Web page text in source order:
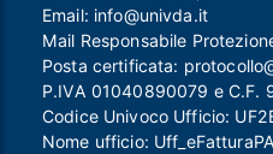
Email: info@univda.it
Mail Responsabile
Posta certificata:
P.IVA 01040890079 e C.F.
Codice Univoco Ufficio:
Nome ufficio: Uff_eFatturaPA